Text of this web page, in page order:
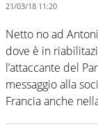
21/03/18 11:20
Netto no ad
dove è in
l’attaccante del
messaggio alla
Francia anche